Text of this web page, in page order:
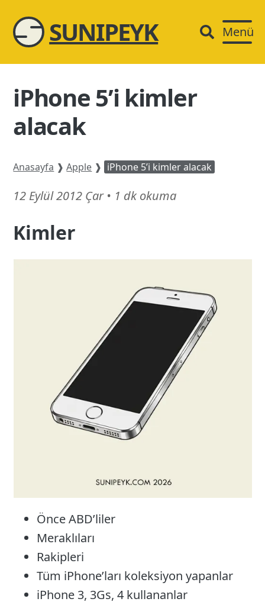
SUNIPEYK Menü
iPhone 5’i kimler
alacak
Anasayfa ❱ Apple ❱ iPhone 5’i kimler alacak
12 Eylül 2012 Çar 21
• 1 dk okuma
Kimler
Önce ABD’liler
Meraklıları
Rakipleri
Tüm iPhone’ları koleksiyon yapanlar
iPhone 3, 3Gs, 4 kullananlar